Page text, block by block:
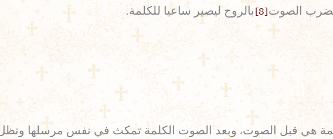
يُضرب الصوت[8] بالروح ليصير ساعيا للكلمة.
هي قبل الصوت، وبعد الصوت الكلمة تمكث في نفس مرسلها